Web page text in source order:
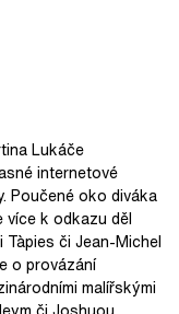
Lukáče
internetové
Poučené oko diváka
k odkazu děl
či Jean-Michel
o provázání
malířskými